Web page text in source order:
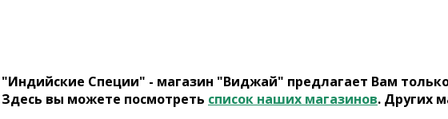
"Индийские Специи" - магазин "Виджай" предлагает Вам
Здесь вы можете посмотреть список наших магазинов. Других